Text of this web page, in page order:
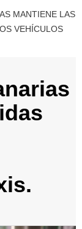
MANTIENE LAS
VEHÍCULOS